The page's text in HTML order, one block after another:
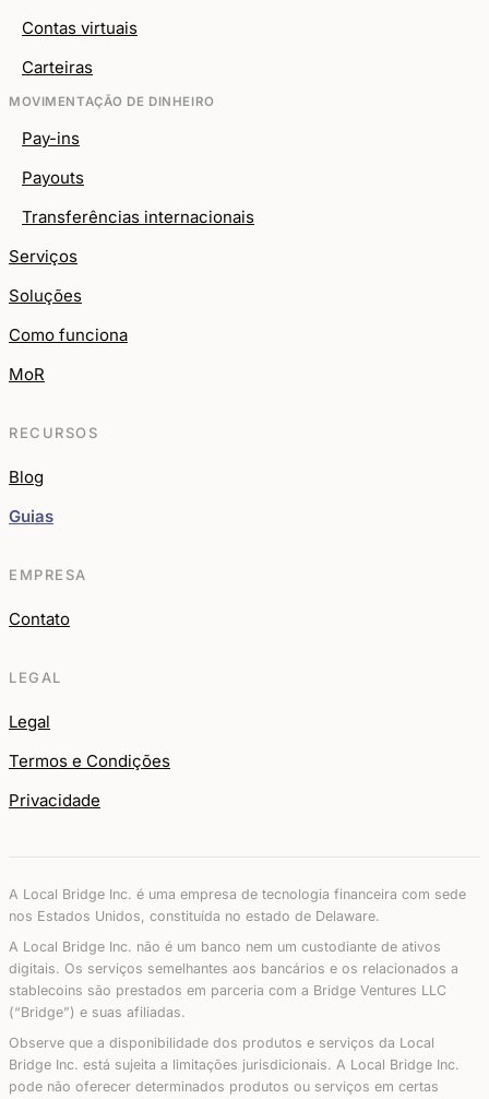
Contas virtuais
Carteiras
MOVIMENTAÇÃO DE DINHEIRO
Pay-ins
Payouts
Transferências internacionais
Serviços
Soluções
Como funciona
MoR
RECURSOS
Blog
Guias
EMPRESA
Contato
LEGAL
Legal
Termos e Condições
Privacidade
A Local Bridge Inc. é uma empresa de tecnologia financeira com sede
nos Estados Unidos, constituída no estado de Delaware.
A Local Bridge Inc. não é um banco nem um custodiante de ativos
digitais. Os serviços semelhantes aos bancários e os relacionados a
stablecoins são prestados em parceria com a Bridge Ventures LLC
(“Bridge”) e suas afiliadas.
Observe que a disponibilidade dos produtos e serviços da Local
Bridge Inc. está sujeita a limitações jurisdicionais. A Local Bridge Inc.
pode não oferecer determinados produtos ou serviços em certas